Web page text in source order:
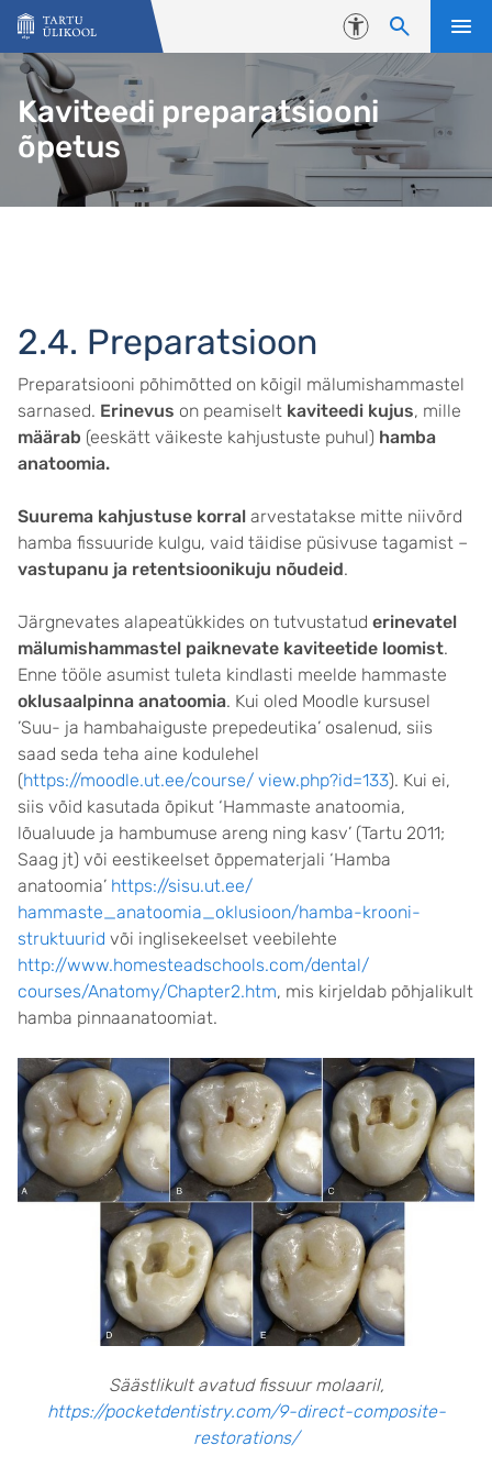
Liigu edasi põhisisu juurde
Juurdepääsetavus
Kaviteedi preparatsiooni
õpetus
2.4. Preparatsioon
Preparatsiooni põhimõtted on kõigil mälumishammastel
sarnased. Erinevus on peamiselt kaviteedi kujus, mille
määrab (eeskätt väikeste kahjustuste puhul) hamba
anatoomia.
Suurema kahjustuse korral arvestatakse mitte niivõrd
hamba fissuuride kulgu, vaid täidise püsivuse tagamist –
vastupanu ja retentsioonikuju nõudeid.
Järgnevates alapeatükkides on tutvustatud erinevatel
mälumishammastel paiknevate kaviteetide loomist.
Enne tööle asumist tuleta kindlasti meelde hammaste
oklusaalpinna anatoomia. Kui oled Moodle kursusel
’Suu- ja hambahaiguste prepedeutika’ osalenud, siis
saad seda teha aine kodulehel
(https://moodle.ut.ee/course/ view.php?id=133). Kui ei,
siis võid kasutada õpikut ‘Hammaste anatoomia,
lõualuude ja hambumuse areng ning kasv’ (Tartu 2011;
Saag jt) või eestikeelset õppematerjali ‘Hamba
anatoomia’ https://sisu.ut.ee/
hammaste_anatoomia_oklusioon/hamba-krooni-
struktuurid või inglisekeelset veebilehte
http://www.homesteadschools.com/dental/
courses/Anatomy/Chapter2.htm, mis kirjeldab põhjalikult
hamba pinnaanatoomiat.
Säästlikult avatud fissuur molaaril,
https://pocketdentistry.com/9-direct-composite-
restorations/